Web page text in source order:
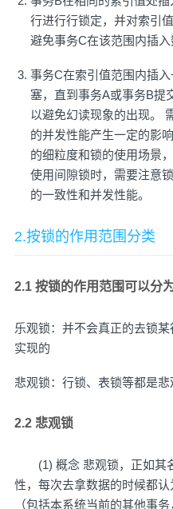
行进行行锁定，并对索引
避免事务C在该范围内插入
事务C在索引值范围内插
塞，直到事务A或事务B提
以避免幻读现象的出现。
的并发性能产生一定的影
的细粒度和锁的使用场景
使用间隙锁时，需要注意
的一致性和并发性能。
2.按锁的作用范围分类
2.1 按锁的作用范围可以分为
乐观锁：并不会真正的去锁
实现的
悲观锁：行锁、表锁等都是悲
2.2 悲观锁
(1) 概念 悲观锁，正如其
性，每次去拿数据的时候都
（包括本系统当前的其他事